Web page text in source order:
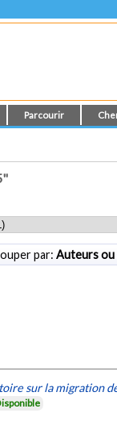
Parcourir
par: Auteurs ou
sur la migration